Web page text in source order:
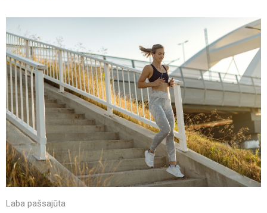
Laba pašsajūta